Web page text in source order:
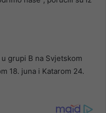
grupi B na Svjetskom
18. juna i Katarom 24.